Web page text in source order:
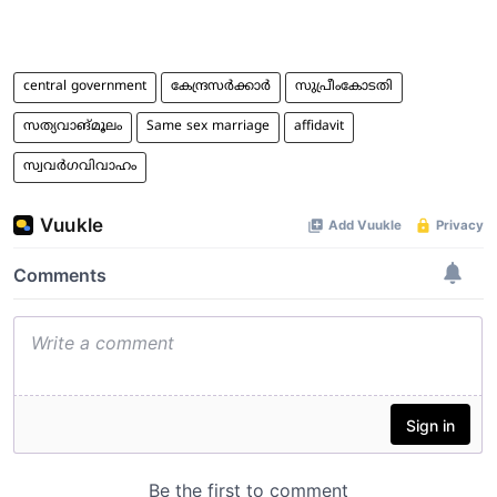
central government കേന്ദ്രസര്‍ക്കാര്‍ സുപ്രീംകോടതി
സത്യവാങ്മൂലം Same sex marriage affidavit
സ്വവര്‍ഗവിവാഹം